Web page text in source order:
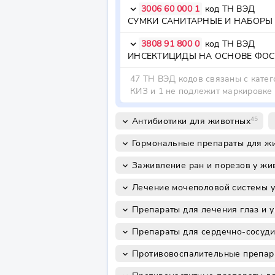
keyboard_arrow_down 3006 60 000 1 код ТН ВЭД
keyboard_arrow_down 3808 91 800 0 код ТН ВЭД
47 ТН ВЭД кодов связаны с
КИЗ и 1 не подлежит маркировке
keyboard_arrow_down Антибиотики для животных45
keyboard_arrow_down Гормональные препараты для
keyboard_arrow_down Заживление ран и порезов у
keyboard_arrow_down Лечение мочеполовой системы
keyboard_arrow_down Препараты для лечения глаз и
keyboard_arrow_down Препараты для сердечно-
keyboard_arrow_down Противовоспалительные